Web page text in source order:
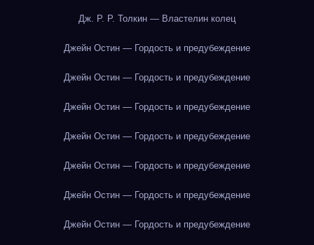
Дж. Р. Р. Толкин — Властелин колец
Джейн Остин — Гордость и предубеждение
Джейн Остин — Гордость и предубеждение
Джейн Остин — Гордость и предубеждение
Джейн Остин — Гордость и предубеждение
Джейн Остин — Гордость и предубеждение
Джейн Остин — Гордость и предубеждение
Джейн Остин — Гордость и предубеждение